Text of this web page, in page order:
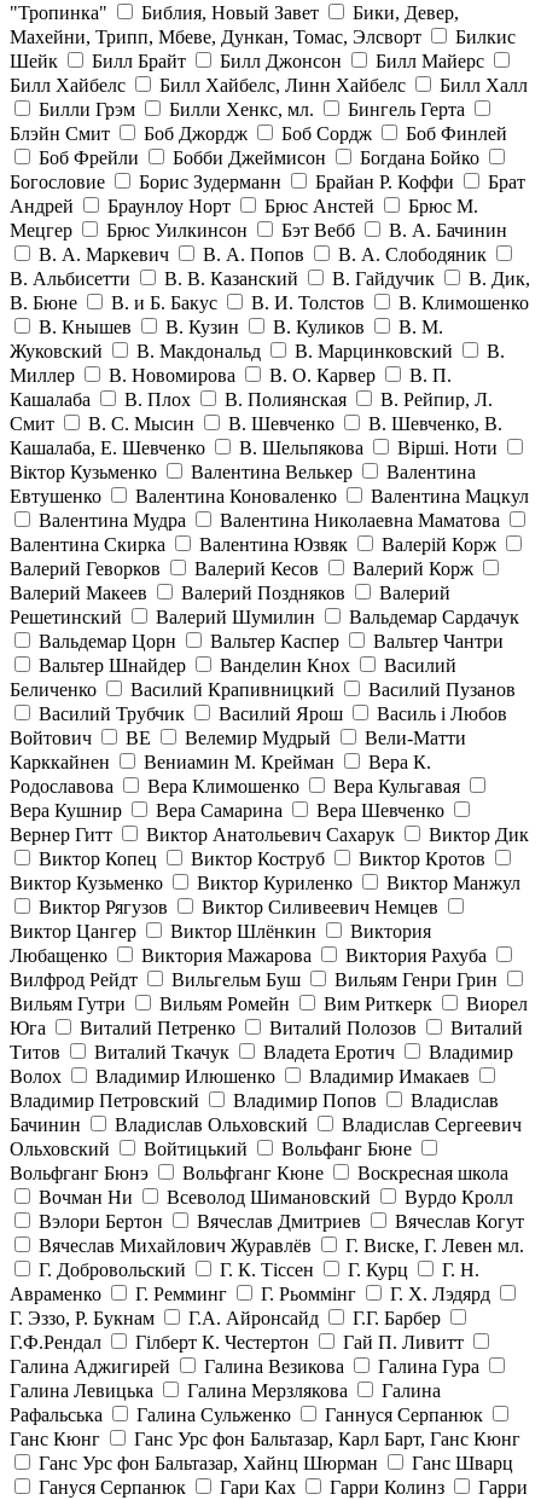
"Тропинка" Библия, Новый Завет
Бики, Девер,
Махейни, Трипп, Мбеве, Дункан, Томас, Элсворт
Билкис
Шейк
Билл Брайт Билл Джонсон
Билл Майерс
Билл Хайбелс
Билл Хайбелс, Линн Хайбелс
Билл Халл
Билли Грэм
Билли Хенкс, мл.
Бингель Герта
Блэйн Смит
Боб Джордж Боб Сордж
Боб Финлей
Боб Фрейли
Бобби Джеймисон
Богдана Бойко
Богословие
Борис Зудерманн Брайан Р. Коффи
Брат
Андрей
Браунлоу Норт Брюс Анстей
Брюс М.
Мецгер
Брюс Уилкинсон Бэт Вебб
В. А. Бачинин
В. А. Маркевич
В. А. Попов
В. А. Слободяник
В. Альбисетти
В. В. Казанский В. Гайдучик
В. Дик,
В. Бюне
В. и Б. Бакус В. И. Толстов
В. Климошенко
В. Кнышев
В. Кузин В. Куликов
В. М.
Жуковский
В. Макдональд В. Марцинковский
В.
Миллер
В. Новомирова В. О. Карвер
В. П.
Кашалаба
В. Плох В. Полиянская
В. Рейпир, Л.
Смит
В. С. Мысин В. Шевченко
В. Шевченко, В.
Кашалаба, Е. Шевченко
В. Шельпякова
Вiршi. Ноти
Віктор Кузьменко
Валентина Велькер
Валентина
Евтушенко
Валентина Коноваленко
Валентина Мацкул
Валентина Мудра
Валентина Николаевна Маматова
Валентина Скирка
Валентина Юзвяк
Валерій Корж
Валерий Геворков
Валерий Кесов
Валерий Корж
Валерий Макеев
Валерий Поздняков
Валерий
Решетинский
Валерий Шумилин
Вальдемар Сардачук
Вальдемар Цорн
Вальтер Каспер
Вальтер Чантри
Вальтер Шнайдер
Ванделин Кнох
Василий
Беличенко
Василий Крапивницкий
Василий Пузанов
Василий Трубчик
Василий Ярош
Василь і Любов
Войтович
ВЕ Велемир Мудрый
Вели-Матти
Карккайнен
Вениамин М. Крейман
Вера К.
Родославова
Вера Климошенко
Вера Кульгавая
Вера Кушнир
Вера Самарина
Вера Шевченко
Вернер Гитт
Виктор Анатольевич Сахарук
Виктор Дик
Виктор Копец
Виктор Коструб
Виктор Кротов
Виктор Кузьменко
Виктор Куриленко
Виктор Манжул
Виктор Рягузов
Виктор Силивеевич Немцев
Виктор Цангер
Виктор Шлёнкин
Виктория
Любащенко
Виктория Мажарова
Виктория Рахуба
Вилфрод Рейдт
Вильгельм Буш
Вильям Генри Грин
Вильям Гутри
Вильям Ромейн Вим Риткерк
Виорел
Юга
Виталий Петренко Виталий Полозов
Виталий
Титов
Виталий Ткачук Владета Еротич
Владимир
Волох
Владимир Илюшенко
Владимир Имакаев
Владимир Петровский
Владимир Попов
Владислав
Бачинин
Владислав Ольховский
Владислав Сергеевич
Ольховский
Войтицький
Вольфанг Бюне
Вольфганг Бюнэ
Вольфганг Кюне
Воскресная школа
Вочман Ни
Всеволод Шимановский
Вурдо Кролл
Вэлори Бертон
Вячеслав Дмитриев
Вячеслав Когут
Вячеслав Михайлович Журавлёв
Г. Виске, Г. Левен мл.
Г. Добровольский
Г. К. Тiссен Г. Курц
Г. Н.
Авраменко
Г. Ремминг Г. Рьоммінг
Г. Х. Лэдярд
Г. Эззо, Р. Букнам
Г.А. Айронсайд
Г.Г. Барбер
Г.Ф.Рендал
Гілберт К. Честертон
Гай П. Ливитт
Галина Аджигирей
Галина Везикова
Галина Гура
Галина Левицька
Галина Мерзлякова
Галина
Рафальська
Галина Сульженко
Ганнуся Серпанюк
Ганс Кюнг
Ганс Урс фон Бальтазар, Карл Барт, Ганс Кюнг
Ганс Урс фон Бальтазар, Хайнц Шюрман
Ганс Шварц
Гануся Серпанюк
Гари Ках Гарри Колинз
Гарри